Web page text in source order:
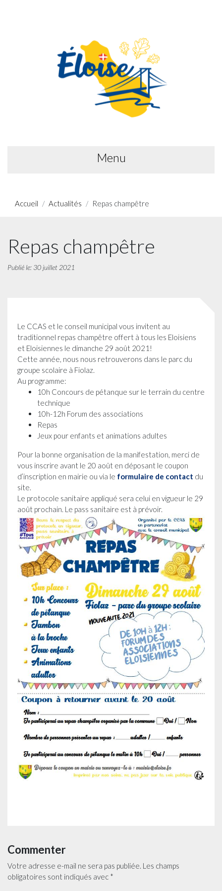
Menu
Accueil Actualités Repas champêtre
Repas champêtre
Publié le: 30 juillet 2021
Le CCAS et le conseil municipal vous invitent au
traditionnel repas champêtre offert à tous les Eloisiens
et Eloisiennes le dimanche 29 août 2021!
Cette année, nous nous retrouverons dans le parc du
groupe scolaire à Fiolaz.
Au programme:
10h Concours de pétanque sur le terrain du centre
technique
10h-12h Forum des associations
Repas
Jeux pour enfants et animations adultes
Pour la bonne organisation de la manifestation, merci de
vous inscrire avant le 20 août en déposant le coupon
d’inscription en mairie ou via le formulaire de contact du
site.
Le protocole sanitaire appliqué sera celui en vigueur le 29
août prochain. Le pass sanitaire est à prévoir.
Commenter
Votre adresse e-mail ne sera pas publiée. Les champs
obligatoires sont indiqués avec *